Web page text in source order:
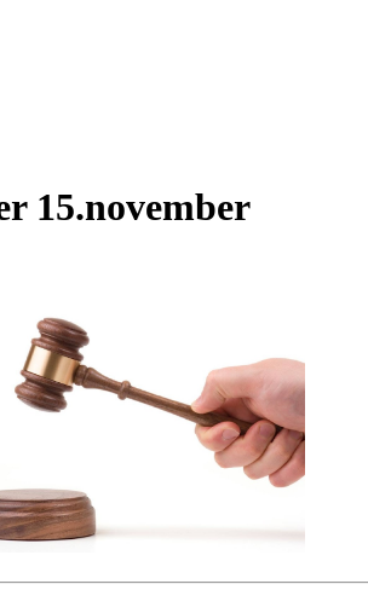
15.november